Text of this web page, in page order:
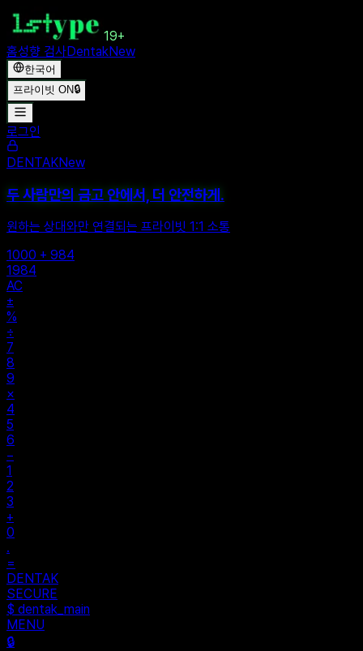
19+
홈성향 검사DentakNew
한국어
프라이빗 ON🔒
로그인
DENTAKNew
두 사람만의 금고 안에서, 더 안전하게.
원하는 상대와만 연결되는 프라이빗 1:1 소통
1000 + 984
1984
AC
±
%
÷
7
8
9
×
4
5
6
−
1
2
3
+
0
.
=
DENTAK
SECURE
$ dentak_main
MENU
🔒